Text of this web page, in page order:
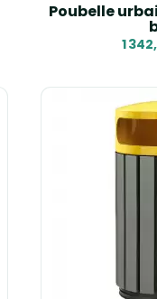
Poubelle
1